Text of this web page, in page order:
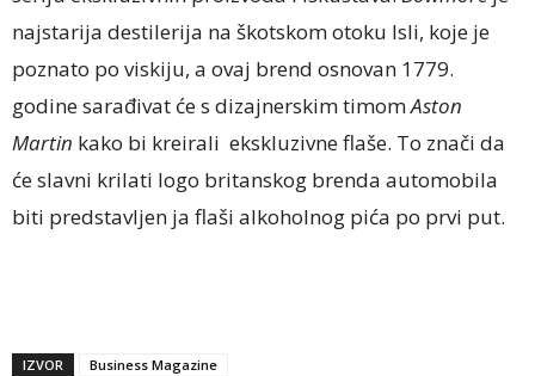
najstarija destilerija na škotskom otoku Isli, koje je
poznato po viskiju, a ovaj brend osnovan 1779.
godine sarađivat će s dizajnerskim timomAston
Martin kako bi kreirali ekskluzivne flaše. To znači da
će slavni krilati logo britanskog brenda automobila
biti predstavljen ja flaši alkoholnog pića po prvi put.
IZVOR Business Magazine